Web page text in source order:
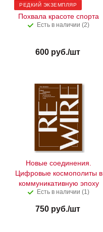
РЕДКИЙ ЭКЗЕМПЛЯР
Похвала красоте спорта
Есть в наличии (2)
600руб./шт
Новые соединения.
Цифровые космополиты в
коммуникативную эпоху
Есть в наличии (1)
750руб./шт